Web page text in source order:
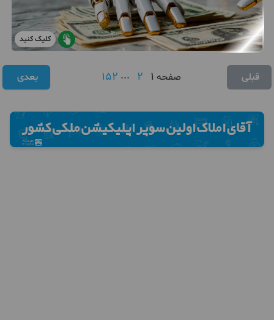
کلیک کنید
قبلی صفحه 1
2
...
152 بعدی